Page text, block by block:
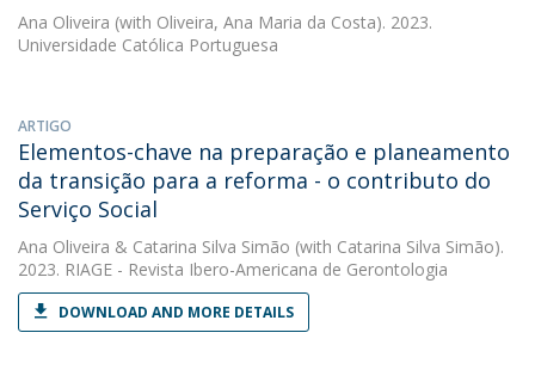
Ana Oliveira (with Oliveira, Ana Maria da Costa). 2023.
Universidade Católica Portuguesa
ARTIGO
Elementos-chave na preparação e planeamento
da transição para a reforma - o contributo do
Serviço Social
Ana Oliveira & Catarina Silva Simão (with Catarina Silva Simão).
2023. RIAGE - Revista Ibero-Americana de Gerontologia
DOWNLOAD AND MORE DETAILS